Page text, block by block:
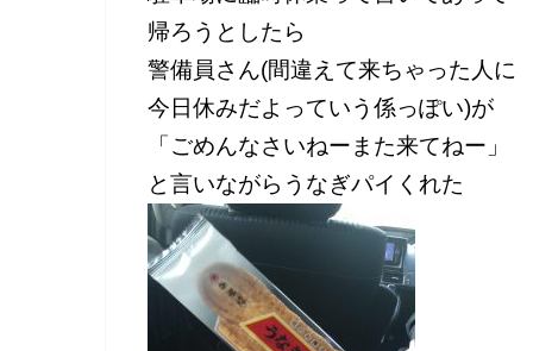
帰ろうとしたら
警備員さん(間違えて来ちゃった人に
今日休みだよっていう係っぽい)が
「ごめんなさいねーまた来てねー」
と言いながらうなぎパイくれた